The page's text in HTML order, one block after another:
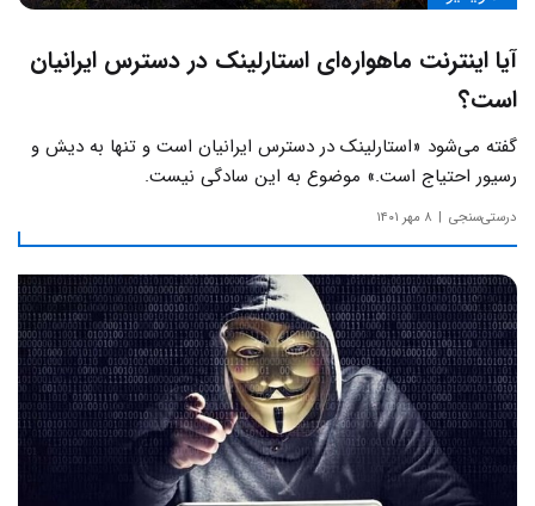
آیا اینترنت ماهواره‌ای استارلینک در دسترس ایرانیان
است؟
گفته می‌شود «استارلینک در دسترس ایرانیان است و تنها به دیش و
رسیور احتیاج است.» موضوع به این سادگی نیست.
درستی‌سنجی ۸ مهر ۱۴۰۱